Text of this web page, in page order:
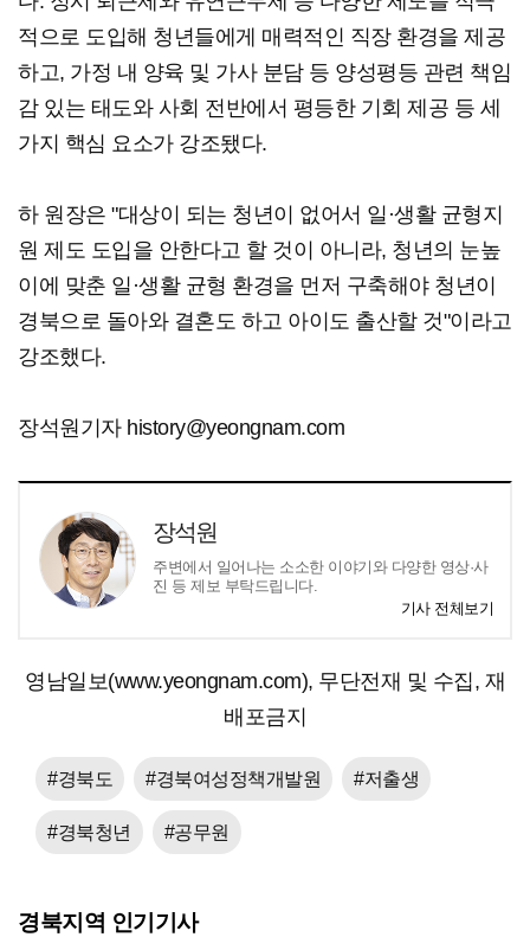
적으로 도입해 청년들에게 매력적인 직장 환경을 제공
하고, 가정 내 양육 및 가사 분담 등 양성평등 관련 책임
감 있는 태도와 사회 전반에서 평등한 기회 제공 등 세
가지 핵심 요소가 강조됐다.
하 원장은 "대상이 되는 청년이 없어서 일·생활 균형지
원 제도 도입을 안한다고 할 것이 아니라, 청년의 눈높
이에 맞춘 일·생활 균형 환경을 먼저 구축해야 청년이
경북으로 돌아와 결혼도 하고 아이도 출산할 것"이라고
강조했다.
장석원기자 history@yeongnam.com
장석원
주변에서 일어나는 소소한 이야기와 다양한 영상·사
진 등 제보 부탁드립니다.
기사 전체보기
영남일보(www.yeongnam.com), 무단전재 및 수집, 재
배포금지
#경북도 #경북여성정책개발원 #저출생
#경북청년 #공무원
경북지역 인기기사